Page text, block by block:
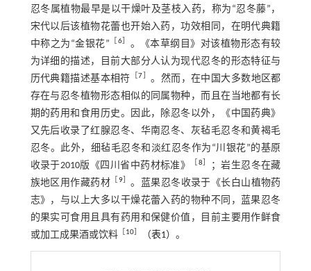
忍冬属植物最早是以干燥叶及茎枝入药，称为“忍冬藤”，
宋代以后该植物花蕾也开始入药，功效相同，在明代典籍
中称之为“金银花”
6］ 。《本草纲目》对该植物形态有较
为详细的描述，目前大部分人认为现代忍冬的形态特征与
历代典籍描述基本相符 ［7
。然而，在中国大多数地区都
存在与忍冬植物形态相似的同属物种，而且在当地都有长
期的药用和食用历史。因此，除忍冬以外，《中国药典》
又先后收录了红腺忍冬、华南忍冬、灰毡毛忍冬和黄褐毛
忍冬。此外，细毡毛忍冬和淡红忍冬作为“川银花”的基原
收录于2010版《四川省中药材标准》
8
；岩生忍冬在藏
族地区用作藏药材
9］ 。蓝果忍冬收录于《长白山植物药
志》，与以上大多以干燥花蕾入药的物种不同，蓝果忍冬
的果实可食用且具有药用和保健价值，目前主要用作鲜食
或加工成果酒或饮料
10］ （表1）。